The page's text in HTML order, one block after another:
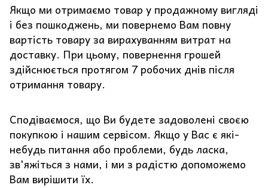
Якщо ми отримаємо товар у продажному вигляді
і без пошкоджень, ми повернемо Вам повну
вартість товару за вирахуванням витрат на
доставку. При цьому, повернення грошей
здійснюється протягом 7 робочих днів після
отримання товару.
Сподіваємося, що Ви будете задоволені своєю
покупкою і нашим сервісом. Якщо у Вас є які-
небудь питання або проблеми, будь ласка,
зв'яжіться з нами, і ми з радістю допоможемо
Вам вирішити їх.